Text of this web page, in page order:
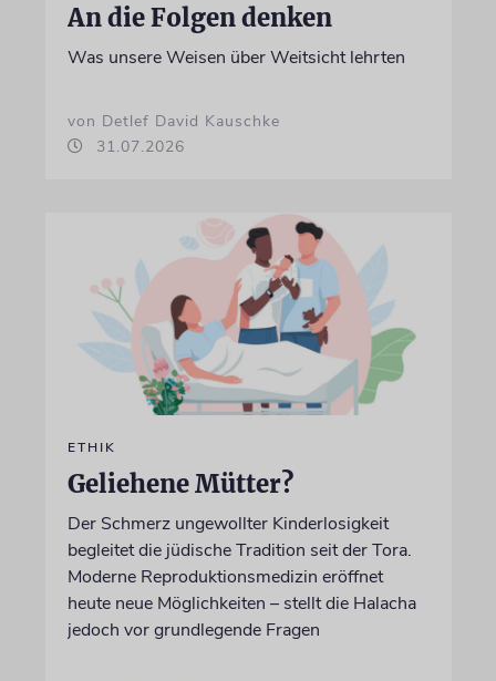
An die Folgen denken
Was unsere Weisen über Weitsicht lehrten
von Detlef David Kauschke
31.07.2026
ETHIK
Geliehene Mütter?
Der Schmerz ungewollter Kinderlosigkeit
begleitet die jüdische Tradition seit der Tora.
Moderne Reproduktionsmedizin eröffnet
heute neue Möglichkeiten – stellt die Halacha
jedoch vor grundlegende Fragen